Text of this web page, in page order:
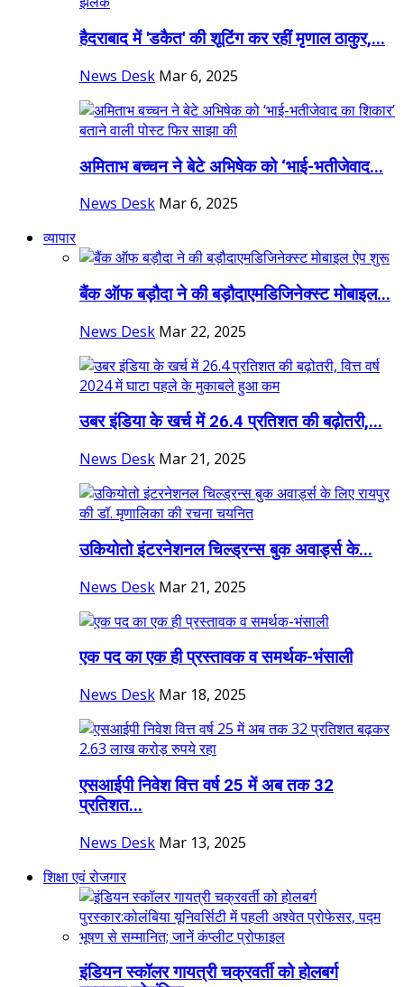
हैदराबाद में 'डकैत' की शूटिंग कर रहीं मृणाल ठाकुर,...
News Desk Mar 6, 2025
अमिताभ बच्चन ने बेटे अभिषेक को ‘भाई-भतीजेवाद...
News Desk Mar 6, 2025
व्यापार
बैंक ऑफ बड़ौदा ने की बड़ौदाएमडिजिनेक्स्ट मोबाइल...
News Desk Mar 22, 2025
उबर इंडिया के खर्च में 26.4 प्रतिशत की बढ़ोतरी,...
News Desk Mar 21, 2025
उकियोतो इंटरनेशनल चिल्ड्रन्स बुक अवार्ड्स के...
News Desk Mar 21, 2025
एक पद का एक ही प्रस्तावक व समर्थक-भंसाली
News Desk Mar 18, 2025
एसआईपी निवेश वित्त वर्ष 25 में अब तक 32
प्रतिशत...
News Desk Mar 13, 2025
शिक्षा एवं रोजगार
इंडियन स्कॉलर गायत्री चक्रवर्ती को होलबर्ग